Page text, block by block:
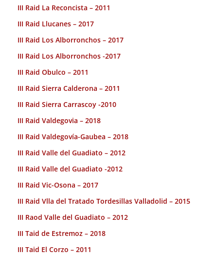
III Raid La Reconcista – 2011
III Raid Llucanes – 2017
III Raid Los Alborronchos – 2017
III Raid Los Alborronchos -2017
III Raid Obulco – 2011
III Raid Sierra Calderona – 2011
III Raid Sierra Carrascoy -2010
III Raid Valdegovia – 2018
III Raid Valdegovía-Gaubea – 2018
III Raid Valle del Guadiato – 2012
III Raid Valle del Guadiato -2012
III Raid Vic-Osona – 2017
III Raid Vlla del Tratado Tordesillas Valladolid – 2015
III Raod Valle del Guadiato – 2012
III Taid de Estremoz – 2018
III Taid El Corzo – 2011